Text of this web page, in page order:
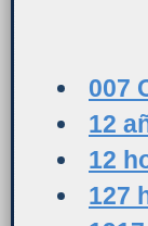
007
12
12
127